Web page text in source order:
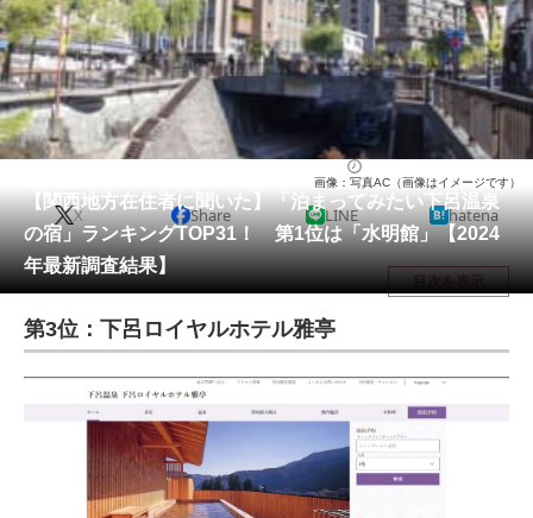
エンタメ クイズ
グルメ 地域
住まい 教育・育児
動物 リサーチ
会員記事
メディア
注目記事を集めた総合ページ
ITの今と未来を見通す
スマホと通信の最新トレンド
進化するPCとデバイスの未来
好きが集まる 比べて選べる
【関西地方在住者に聞いた】「泊まってみたい下呂温泉
の宿」ランキングTOP31！ 第1位は「水明館」【2024
年最新調査結果】
画像：写真AC（画像はイメージです）
X Share LINE hatena
目次を表示
第3位：下呂ロイヤルホテル雅亭